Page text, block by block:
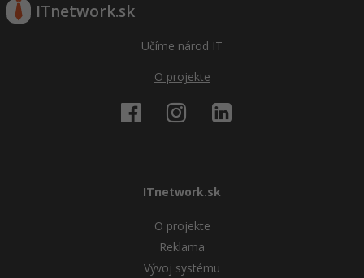
ITnetwork.sk
Učíme národ IT
O projekte
ITnetwork.sk
O projekte
Reklama
Vývoj systému